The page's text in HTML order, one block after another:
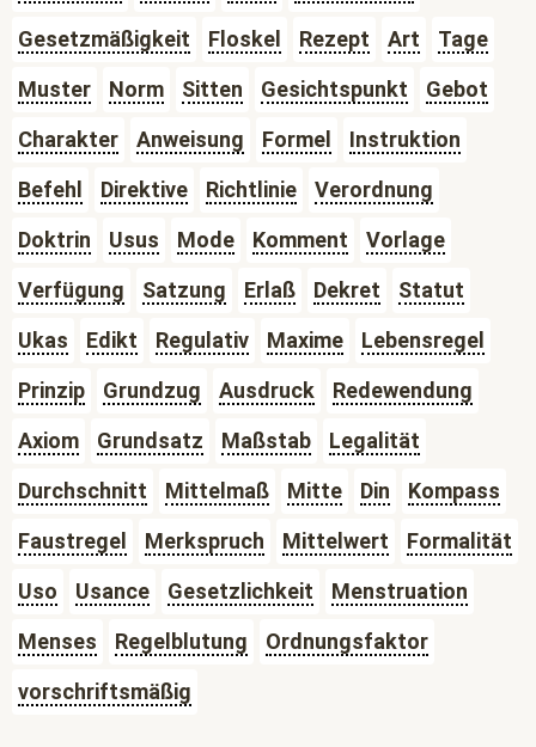
Gesetzmäßigkeit
Floskel Rezept Art
Tage
Muster
Norm Sitten Gesichtspunkt
Gebot
Charakter
Anweisung Formel
Instruktion
Befehl
Direktive Richtlinie
Verordnung
Doktrin
Usus Mode Komment
Vorlage
Verfügung
Satzung Erlaß Dekret
Statut
Ukas
Edikt Regulativ Maxime
Lebensregel
Prinzip
Grundzug Ausdruck
Redewendung
Axiom
Grundsatz Maßstab
Legalität
Durchschnitt
Mittelmaß Mitte Din
Kompass
Faustregel
Merkspruch Mittelwert
Formalität
Uso
Usance Gesetzlichkeit
Menstruation
Menses
Regelblutung
Ordnungsfaktor
vorschriftsmäßig